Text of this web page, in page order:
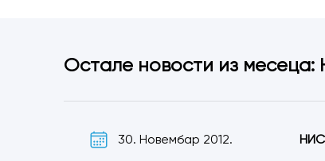
Остале новости из месеца:
30. Новембар 2012. НИС